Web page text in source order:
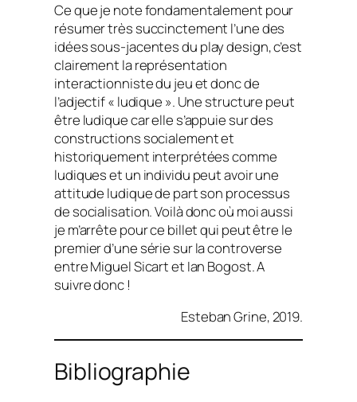
Ce que je note fondamentalement pour
résumer très succinctement l’une des
idées sous-jacentes du play design, c’est
clairement la représentation
interactionniste du jeu et donc de
l’adjectif « ludique ». Une structure peut
être ludique car elle s’appuie sur des
constructions socialement et
historiquement interprétées comme
ludiques et un individu peut avoir une
attitude ludique de part son processus
de socialisation. Voilà donc où moi aussi
je m’arrête pour ce billet qui peut être le
premier d’une série sur la controverse
entre Miguel Sicart et Ian Bogost. A
suivre donc !
Esteban Grine, 2019.
Bibliographie